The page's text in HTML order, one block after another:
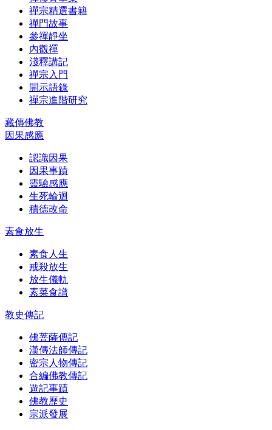
禪宗精選書籍
禪門故事
參禪靜坐
內觀禪
淺釋講記
禪宗入門
開示語錄
禪宗進階研究
藏傳佛教
因果感應
認識因果
因果事蹟
靈驗感應
生死輪迴
積德改命
素食放生
素食人生
戒殺放生
放生儀軌
素菜食譜
教史傳記
佛菩薩傳記
漢傳法師傳記
密宗人物傳記
合編佛教傳記
遊記事蹟
佛教歷史
宗派發展